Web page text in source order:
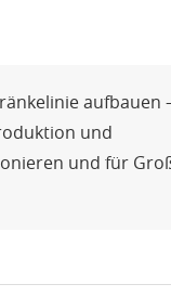
aufbauen
und
und für